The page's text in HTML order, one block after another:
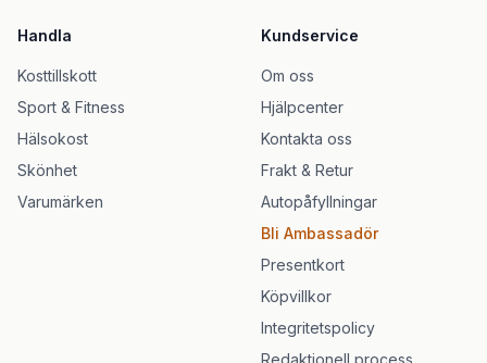
Handla
Kosttillskott
Sport & Fitness
Hälsokost
Skönhet
Varumärken
Kundservice
Om oss
Hjälpcenter
Kontakta oss
Frakt & Retur
Autopåfyllningar
Bli Ambassadör
Presentkort
Köpvillkor
Integritetspolicy
Redaktionell process